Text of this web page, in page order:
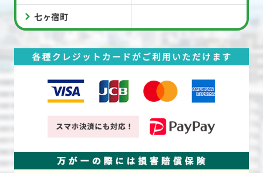
七ヶ宿町